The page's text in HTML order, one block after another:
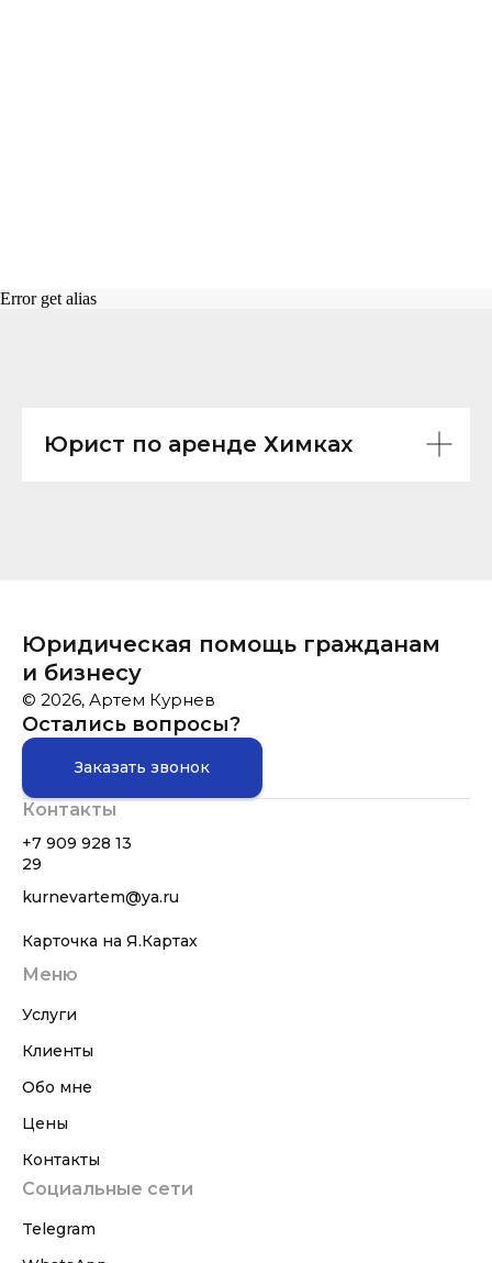
Error get alias
Юрист по аренде Химках
Юридическая помощь гражданам
и бизнесу
© 2026, Артем Курнев
Остались вопросы?
Заказать звонок
Контакты
+7 909 928 13
29
kurnevartem@ya.ru
Карточка на Я.Картах
Меню
Услуги
Клиенты
Обо мне
Цены
Контакты
Социальные сети
Telegram